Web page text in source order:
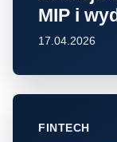
MIP i
17.04.2026
FINTECH